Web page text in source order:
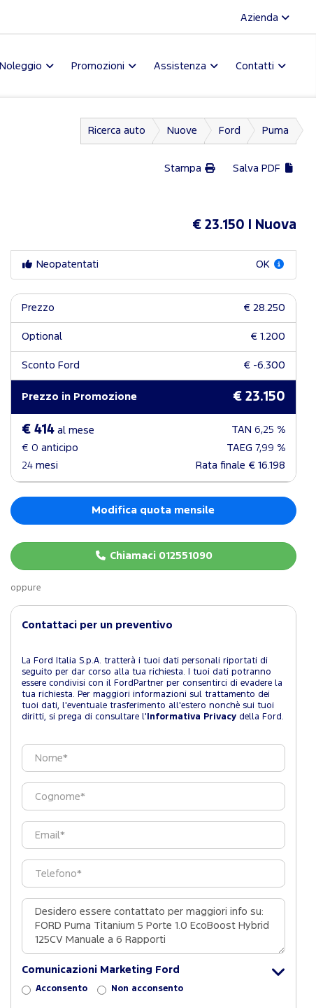
Azienda
Noleggio Promozioni Assistenza Contatti
Ricerca auto Nuove Ford Puma
Stampa Salva PDF
€ 23.150 Nuova
Neopatentati OK
Prezzo € 28.250
Optional € 1.200
Sconto Ford € -6.300
Prezzo in Promozione € 23.150
€ 414al mese TAN 6,25 %
€ 0 anticipo TAEG 7,99 %
24mesi Rata finale € 16.198
Modifica quota mensile
Chiamaci 012551090
oppure
Contattaci per un preventivo
La Ford Italia S.p.A. tratterà i tuoi dati personali riportati di
seguito per dar corso alla tua richiesta. I tuoi dati potranno
essere condivisi con il FordPartner per consentirci di evadere la
tua richiesta. Per maggiori informazioni sul trattamento dei
tuoi dati, l'eventuale trasferimento all'estero nonchè sui tuoi
diritti, si prega di consultare l' Informativa Privacydella Ford.
Comunicazioni Marketing Ford
Acconsento Non acconsento